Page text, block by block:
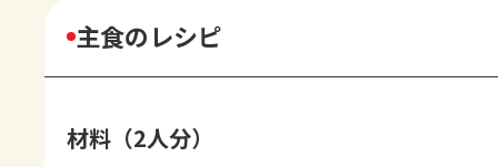
主食のレシピ
材料（2人分）